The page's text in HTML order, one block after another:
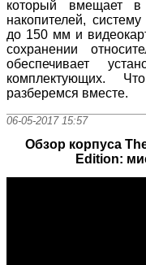
который вмещает в
накопителей,
до 150 мм и
сохранении
обеспечивает
комплектующих.
разберемся вместе.
06-05-2017 15:57
Обзор корпуса
Edition: